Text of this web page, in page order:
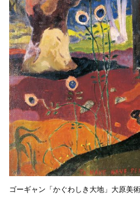
ゴーギャン「かぐわしき大地」大原美